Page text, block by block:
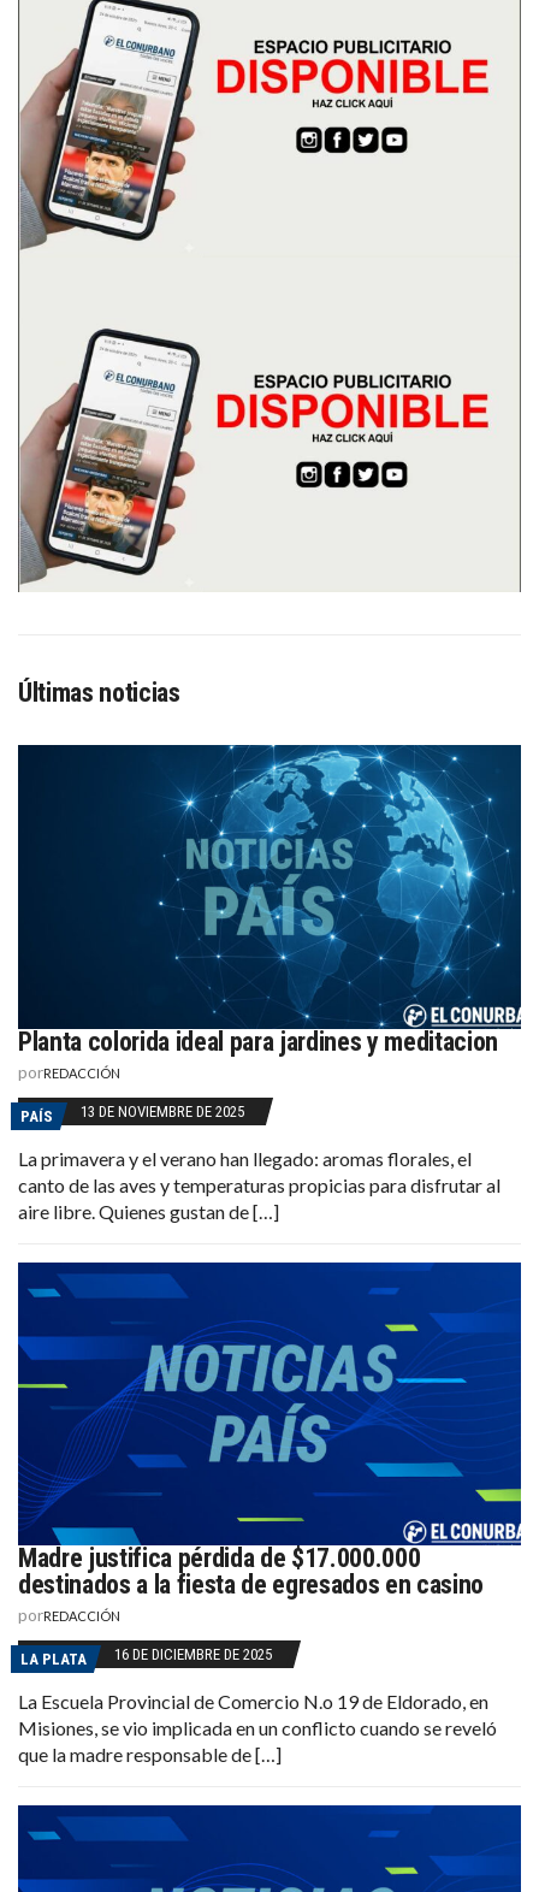
Últimas noticias
Planta colorida ideal para jardines y meditacion
porREDACCIÓN
PAÍS 13 DE NOVIEMBRE DE 2025
La primavera y el verano han llegado: aromas florales, el
canto de las aves y temperaturas propicias para disfrutar al
aire libre. Quienes gustan de […]
Madre justifica pérdida de $17.000.000
destinados a la fiesta de egresados en casino
porREDACCIÓN
LA PLATA 16 DE DICIEMBRE DE 2025
La Escuela Provincial de Comercio N.o 19 de Eldorado, en
Misiones, se vio implicada en un conflicto cuando se reveló
que la madre responsable de […]